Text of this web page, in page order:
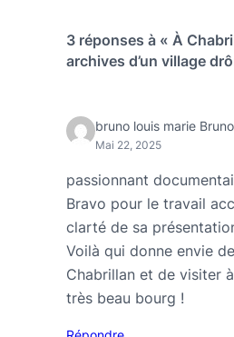
3 réponses à « À
archives d’un village
bruno louis marie
Mai 22, 2025
passionnant
Bravo pour le travail
clarté de sa
Voilà qui donne envie
Chabrillan et de visiter
très beau bourg !